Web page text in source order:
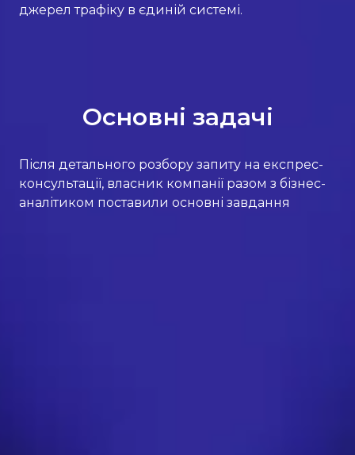
джерел трафіку в єдиній системі.
Основні задачі
Після детального розбору запиту на експрес-
консультації, власник компанії разом з бізнес-
аналітиком поставили основні завдання